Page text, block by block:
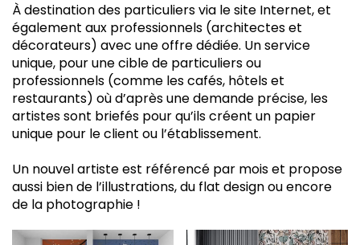
À destination des particuliers via le site Internet, et
également aux professionnels (architectes et
décorateurs) avec une offre dédiée. Un service
unique, pour une cible de particuliers ou
professionnels (comme les cafés, hôtels et
restaurants) où d’après une demande précise, les
artistes sont briefés pour qu’ils créent un papier
unique pour le client ou l’établissement.
Un nouvel artiste est référencé par mois et propose
aussi bien de l’illustrations, du flat design ou encore
de la photographie !